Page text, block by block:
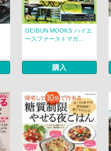
GEIBUN MOOKS ハイエ
ースファーストマガ...
購入